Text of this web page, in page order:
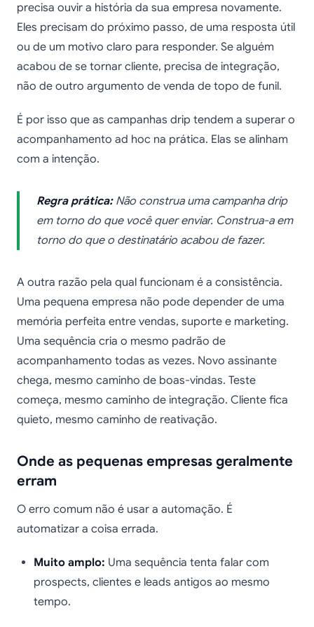
precisa ouvir a história da sua empresa novamente.
Eles precisam do próximo passo, de uma resposta útil
ou de um motivo claro para responder. Se alguém
acabou de se tornar cliente, precisa de integração,
não de outro argumento de venda de topo de funil.
É por isso que as campanhas drip tendem a superar o
acompanhamento ad hoc na prática. Elas se alinham
com a intenção.
Regra prática:Não construa uma campanha drip
em torno do que você quer enviar. Construa-a em
torno do que o destinatário acabou de fazer.
A outra razão pela qual funcionam é a consistência.
Uma pequena empresa não pode depender de uma
memória perfeita entre vendas, suporte e marketing.
Uma sequência cria o mesmo padrão de
acompanhamento todas as vezes. Novo assinante
chega, mesmo caminho de boas-vindas. Teste
começa, mesmo caminho de integração. Cliente fica
quieto, mesmo caminho de reativação.
Onde as pequenas empresas geralmente
erram
O erro comum não é usar a automação. É
automatizar a coisa errada.
Muito amplo: Uma sequência tenta falar com
prospects, clientes e leads antigos ao mesmo
tempo.